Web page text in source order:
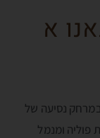
א
נסיעה של
פוליה ומנמל